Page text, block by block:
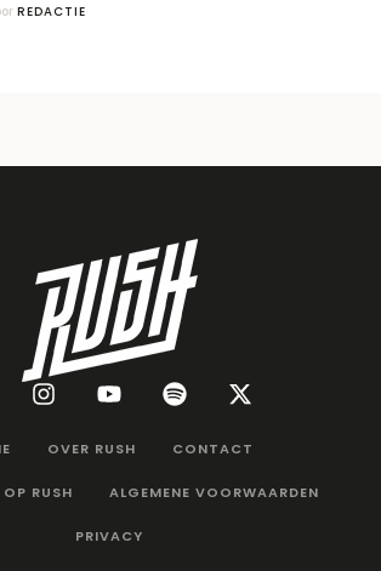
REDACTIE
OVER RUSH CONTACT
RUSH ALGEMENE VOORWAARDEN
PRIVACY